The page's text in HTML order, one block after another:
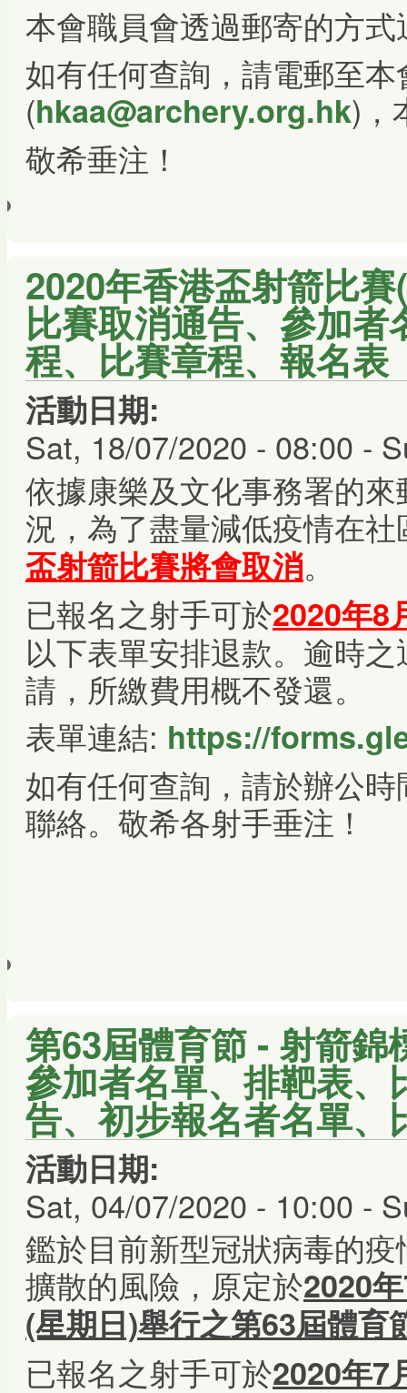
本會職員會透過郵寄的方
如有任何查詢，請電郵至
(hkaa@archery.org.hk)，
敬希垂注！
2020年香港盃射箭比
比賽取消通告、參加
程、比賽章程、報名表
活動日期:
Sat, 18/07/2020 - 08:00 -
依據康樂及文化事務署的
況，為了盡量減低疫情在
盃射箭比賽將會取消。
已報名之射手可於2020年8
以下表單安排退款。逾時
請，所繳費用概不發還。
表單連結: https://
如有任何查詢，請於辦公
聯絡。敬希各射手垂注！
第63屆體育節 - 射箭錦
參加者名單、排靶表
告、初步報名者名單、
活動日期:
Sat, 04/07/2020 - 10:00 -
鑑於目前新型冠狀病毒的
擴散的風險，原定於2020
(星期日)舉行之第63屆體育
已報名之射手可於2020年7